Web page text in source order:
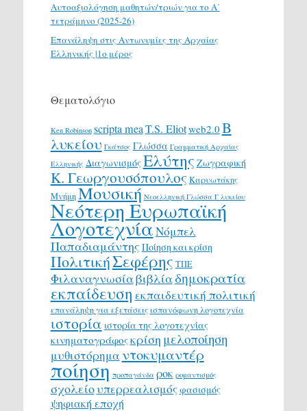
Αυτοαξιολόγηση μαθητών/τριών για το Α΄
τετράμηνο (2025-26)
Επανάληψη στις Αντωνυμίες της Αρχαίας
Ελληνικής |1ο μέρος
Θεματολόγιο
Ken Robinson scripta meaT.S. Eliotweb2.0 Β
λυκείου Γκάτσος Γλώσσα Γραμματική Αρχαίας
Ελληνικής ΔιαγωνισμόςΕλύτης Ζωγραφική
Κ. Γεωργουσόπουλος Καρυωτάκης
ΜνήμηΜουσική Νεοελληνική Γλώσσα Γ λυκείου
Νεότερη Ευρωπαϊκή
ΛογοτεχνίαΝόμπελ
Παπαδιαμάντης Ποίηση και κρίση
ΠολιτικήΣεφέρης ΤΠΕ
Φιλαναγνωσίαβιβλίαδημοκρατία
εκπαίδευση εκπαιδευτική πολιτική
επανάληψη για εξετάσεις ισπανόφωνη λογοτεχνία
ιστορία ιστορία της λογοτεχνίας
κινηματογράφοςκρίση μελοποίηση
μυθιστόρημα ντοκυμαντέρ
ποίηση προπαγάνδα ροκ ρομαντισμός
σχολείουπερρεαλισμόςφασισμός
ψηφιακή εποχή